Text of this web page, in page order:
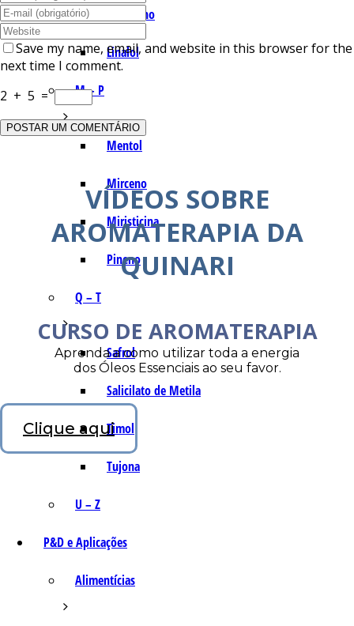
Limoneno
Linalol
M – P
Mentol
Mirceno
Miristicina
Pineno
Q – T
Safrol
Salicilato de Metila
Timol
Tujona
U – Z
P&D e Aplicações
Alimentícias
Save my name, email, and website in this browser for the
next time I comment.
2 + 5 =
VÍDEOS SOBRE
AROMATERAPIA DA
QUINARI
CURSO DE AROMATERAPIA
Aprenda a como utilizar toda a energia
dos Óleos Essenciais ao seu favor.
Clique aqui